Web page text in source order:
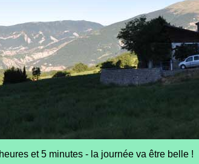
et 5 minutes - la journée va être belle !